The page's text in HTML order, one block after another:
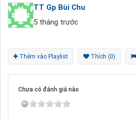
TT Gp Bùi Chu
5 tháng trước
Thêm vào Playlist Thích (0)
Chưa có đánh giá nào